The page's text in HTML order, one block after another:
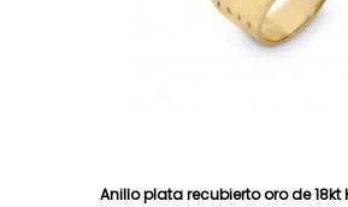
Anillo plata recubierto oro de 18kt